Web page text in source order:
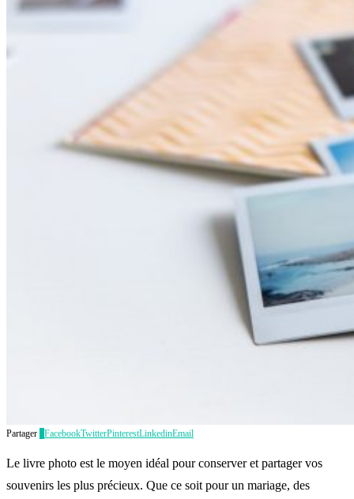
Partager FacebookTwitterPinterestLinkedinEmail
Le livre photo est le moyen idéal pour conserver et partager vos
souvenirs les plus précieux. Que ce soit pour un mariage, des